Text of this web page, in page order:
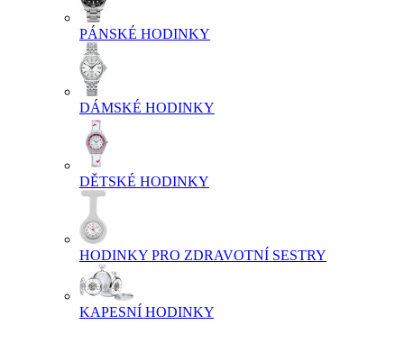
PÁNSKÉ HODINKY
DÁMSKÉ HODINKY
DĚTSKÉ HODINKY
HODINKY PRO ZDRAVOTNÍ SESTRY
KAPESNÍ HODINKY